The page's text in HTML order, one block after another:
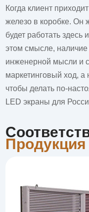
Когда клиент
железо в коробке. Он
будет работать
этом смысле, наличие
инженерной мысли и
маркетинговый ход, а
чтобы делать по-
LED экраны для
Продукция